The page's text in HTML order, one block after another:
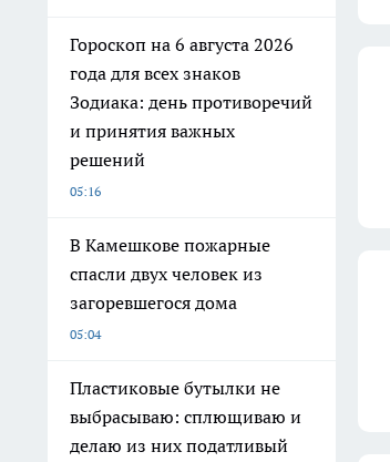
Гороскоп на 6 августа 2026
года для всех знаков
Зодиака: день противоречий
и принятия важных
решений
05:16
В Камешкове пожарные
спасли двух человек из
загоревшегося дома
05:04
Пластиковые бутылки не
выбрасываю: сплющиваю и
делаю из них податливый